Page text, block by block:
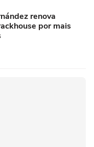
renova
por mais